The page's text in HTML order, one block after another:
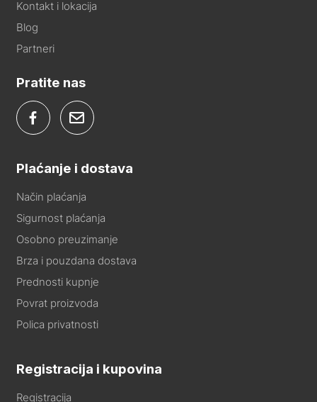
Kontakt i lokacija
Blog
Partneri
Pratite nas
Plaćanje i dostava
Način plaćanja
Sigurnost plaćanja
Osobno preuzimanje
Brza i pouzdana dostava
Prednosti kupnje
Povrat proizvoda
Polica privatnosti
Registracija i kupovina
Registracija